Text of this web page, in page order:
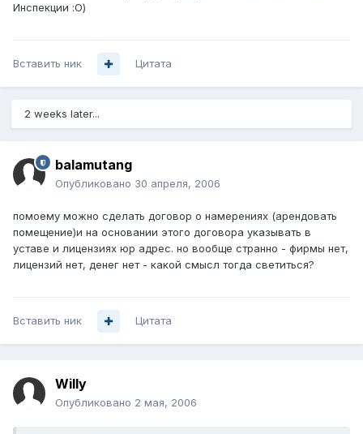
Инспекции :О)
Вставить ник Цитата
2 weeks later...
balamutang
Опубликовано 30 апреля, 2006
помоему можно сделать договор о намерениях (арендовать
помещение)и на основании этого договора указывать в
уставе и лицензиях юр адрес. но вообще странно - фирмы нет,
лицензий нет, денег нет - какой смысл тогда светиться?
Вставить ник Цитата
Willy
Опубликовано 2 мая, 2006